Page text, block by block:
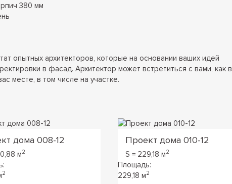
380 мм
опытных архитекторов, которые на основании ваших идей
в фасад. Архитектор может встретиться с вами, как в
месте, в том числе на участке.
дома 008-12
м2
2
Проект дома 010-12
S = 229,18 м2
Площадь:
229,18 м2